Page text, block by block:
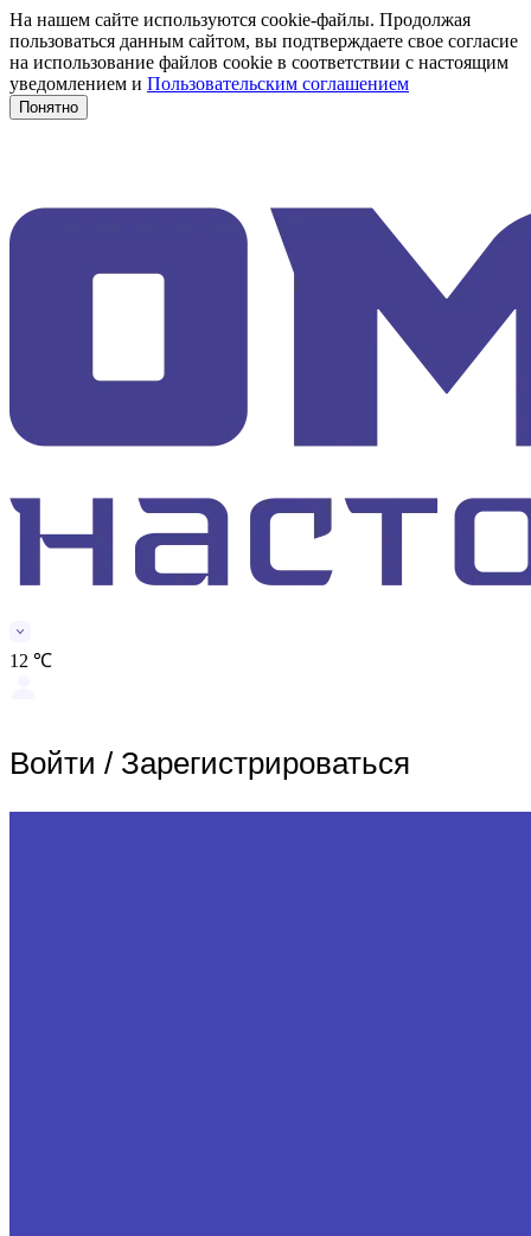
На нашем сайте используются cookie-файлы. Продолжая
пользоваться данным сайтом, вы подтверждаете свое согласие
на использование файлов cookie в соответствии с настоящим
уведомлением и Пользовательским соглашением
Понятно
12 ℃
Войти / Зарегистрироваться